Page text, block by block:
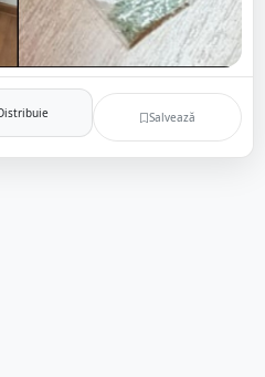
Salvează